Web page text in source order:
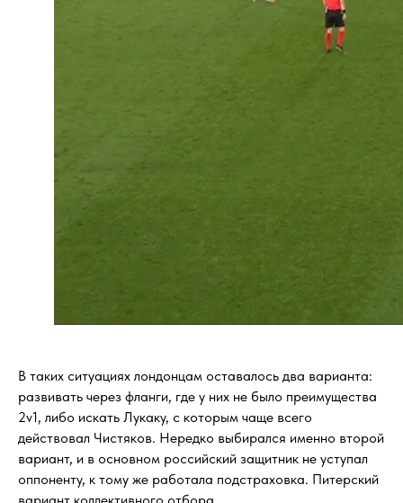
В таких ситуациях лондонцам оставалось два варианта:
развивать через фланги, где у них не было преимущества
2v1, либо искать Лукаку, с которым чаще всего
действовал Чистяков. Нередко выбирался именно второй
вариант, и в основном российский защитник не уступал
оппоненту, к тому же работала подстраховка. Питерский